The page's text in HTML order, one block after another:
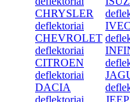
CHRYSLER
deflektoriai
CHEVROLET
deflektoriai
CITROEN
deflektoriai
DACIA
deflektoriai
JEEP